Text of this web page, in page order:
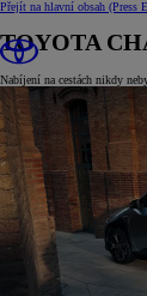
Přejít na hlavní obsah (Press
TOYOTA
Nabíjení na cestách nikdy